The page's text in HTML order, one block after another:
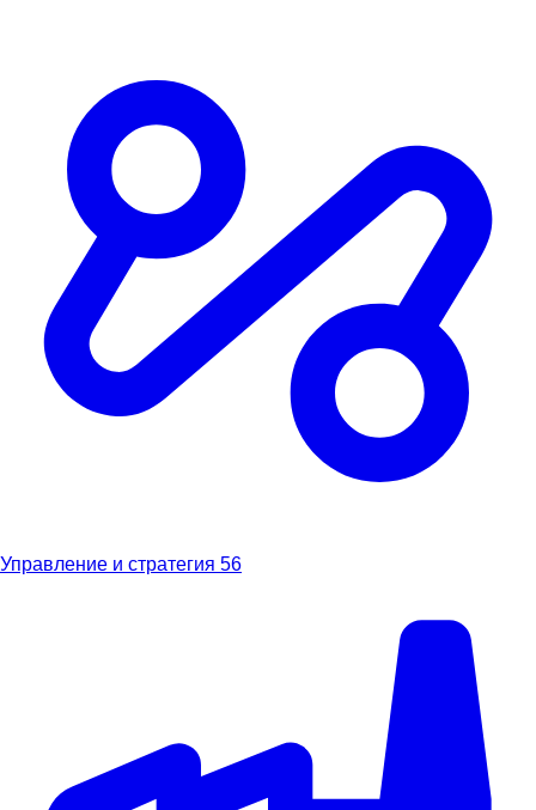
Управление и стратегия 56